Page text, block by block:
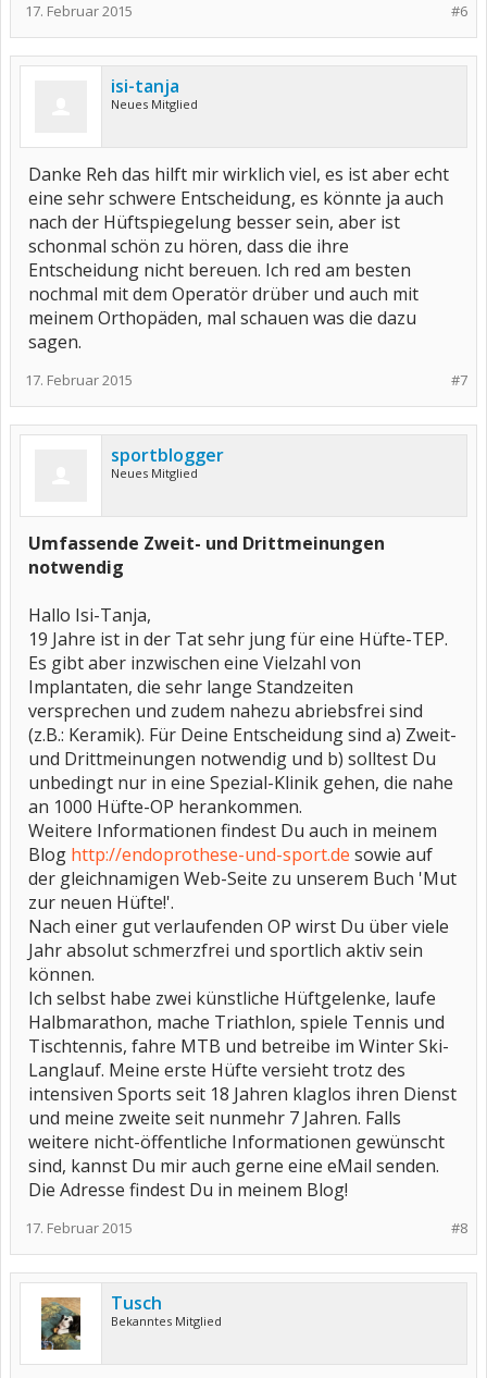
#6
17. Februar 2015
isi-tanja
Neues Mitglied
Danke Reh das hilft mir wirklich viel, es ist aber echt
eine sehr schwere Entscheidung, es könnte ja auch
nach der Hüftspiegelung besser sein, aber ist
schonmal schön zu hören, dass die ihre
Entscheidung nicht bereuen. Ich red am besten
nochmal mit dem Operatör drüber und auch mit
meinem Orthopäden, mal schauen was die dazu
sagen.
#7
17. Februar 2015
sportblogger
Neues Mitglied
Umfassende Zweit- und Drittmeinungen
notwendig
Hallo Isi-Tanja,
19 Jahre ist in der Tat sehr jung für eine Hüfte-TEP.
Es gibt aber inzwischen eine Vielzahl von
Implantaten, die sehr lange Standzeiten
versprechen und zudem nahezu abriebsfrei sind
(z.B.: Keramik). Für Deine Entscheidung sind a) Zweit-
und Drittmeinungen notwendig und b) solltest Du
unbedingt nur in eine Spezial-Klinik gehen, die nahe
an 1000 Hüfte-OP herankommen.
Weitere Informationen findest Du auch in meinem
Blog http://endoprothese-und-sport.de sowie auf
der gleichnamigen Web-Seite zu unserem Buch 'Mut
zur neuen Hüfte!'.
Nach einer gut verlaufenden OP wirst Du über viele
Jahr absolut schmerzfrei und sportlich aktiv sein
können.
Ich selbst habe zwei künstliche Hüftgelenke, laufe
Halbmarathon, mache Triathlon, spiele Tennis und
Tischtennis, fahre MTB und betreibe im Winter Ski-
Langlauf. Meine erste Hüfte versieht trotz des
intensiven Sports seit 18 Jahren klaglos ihren Dienst
und meine zweite seit nunmehr 7 Jahren. Falls
weitere nicht-öffentliche Informationen gewünscht
sind, kannst Du mir auch gerne eine eMail senden.
Die Adresse findest Du in meinem Blog!
#8
17. Februar 2015
Tusch
Bekanntes Mitglied